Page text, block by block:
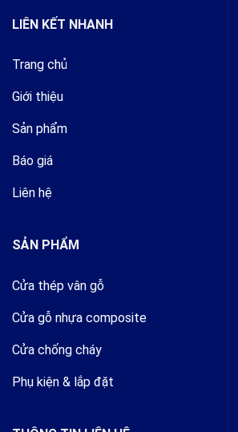
LIÊN KẾT NHANH
Trang chủ
Giới thiệu
Sản phẩm
Báo giá
Liên hệ
SẢN PHẨM
Cửa thép vân gỗ
Cửa gỗ nhựa composite
Cửa chống cháy
Phụ kiện & lắp đặt